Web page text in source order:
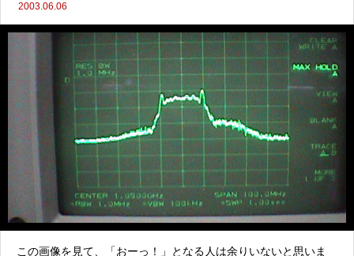
2003.06.06
この画像を見て、「おーっ！」となる人は余りいないと思いま